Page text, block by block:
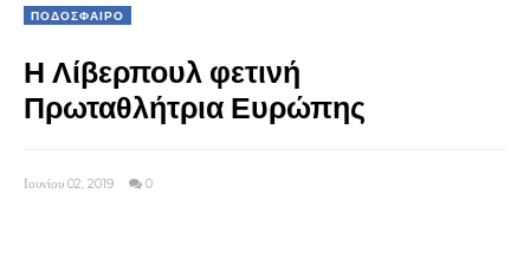
ΠΟΔΟΣΦΑΙΡΟ
Η Λίβερπουλ φετινή
Πρωταθλήτρια Ευρώπης
Ιουνίου 02, 2019 0